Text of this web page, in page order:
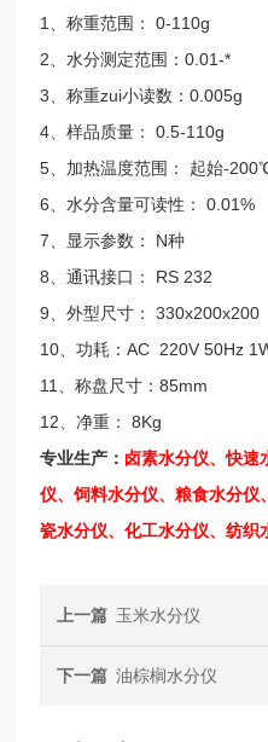
1、称重范围： 0-110g
2、水分测定范围：0.01-*
3、称重zui小读数：0.005g
4、样品质量： 0.5-110g
5、加热温度范围： 起始-
6、水分含量可读性： 0.01%
7、显示参数： N种
8、通讯接口： RS 232
9、外型尺寸： 330x200x200
10、功耗：AC 220V 50Hz
11、称盘尺寸：85mm
12、净重： 8Kg
专业生产： 卤素水分仪、快速
仪、饲料水分仪、粮食水分仪
瓷水分仪、化工水分仪、纺织
上一篇 玉米水分仪
下一篇 油棕榈水分仪